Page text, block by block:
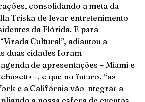
consolidando a meta da
Triska de levar entretenimento
da Flórida. E para
Cultural”, adiantou a
duas cidades foram
de apresentações – Miami e
-, e que no futuro, “as
e a Califórnia vão integrar a